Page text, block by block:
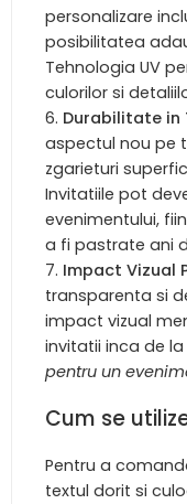
personalizare
posibilitatea
Tehnologia UV
culorilor si
Durabilitate in
aspectul nou pe
zgarieturi
Invitatiile pot
evenimentului,
a fi pastrate ani
Impact Vizual
transparenta si
impact vizual
invitatii inca de
pentru un
Cum se
Pentru a
textul dorit si